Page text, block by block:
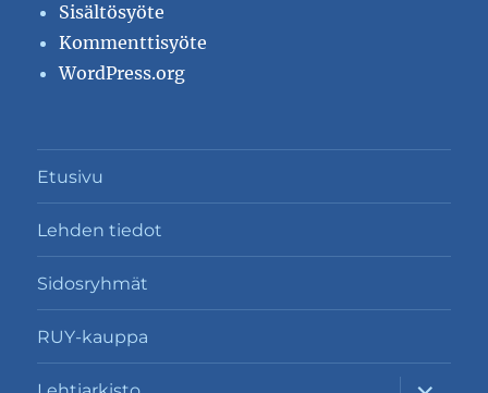
Sisältösyöte
Kommenttisyöte
WordPress.org
Etusivu
Lehden tiedot
Sidosryhmät
RUY-kauppa
näytä